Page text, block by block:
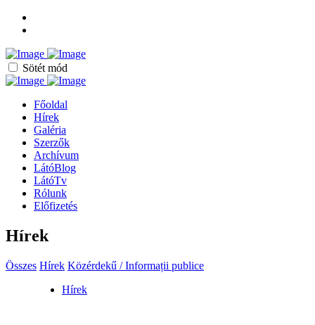
Sötét mód
Főoldal
Hírek
Galéria
Szerzők
Archívum
LátóBlog
LátóTv
Rólunk
Előfizetés
Hírek
Összes Hírek Közérdekű / Informații publice
Hírek